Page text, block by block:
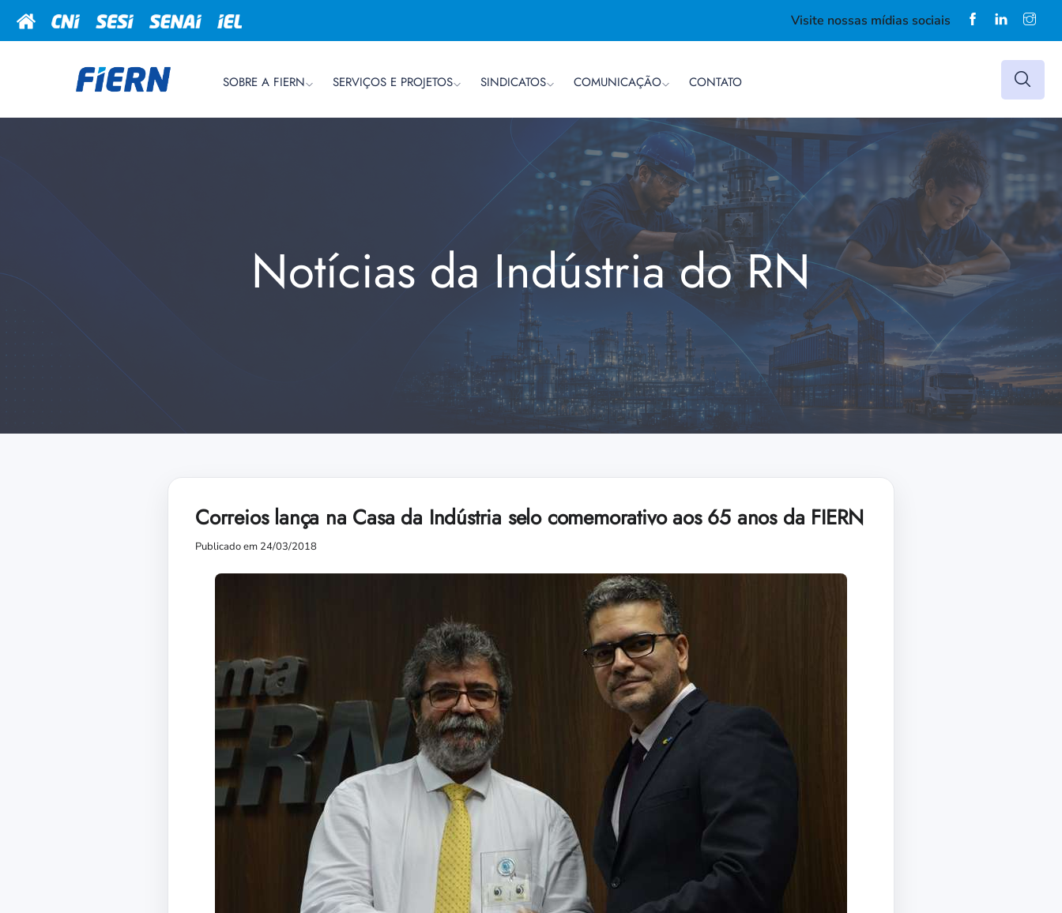
Visite nossas mídias sociais
SOBRE A FIERN SERVIÇOS E PROJETOS SINDICATOS COMUNICAÇÃO CONTATO
Notícias da Indústria do RN
Correios lança na Casa da Indústria selo comemorativo aos 65 anos da FIERN
Publicado em 24/03/2018